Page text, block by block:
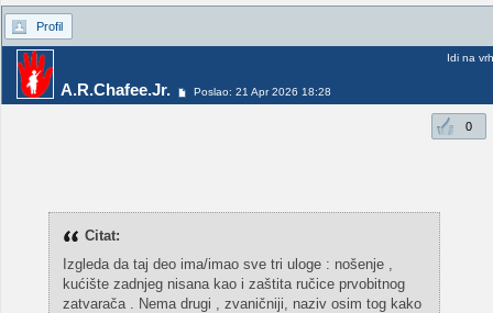
Profil
A.R.Chafee.Jr. Poslao: 21 Apr 2026 18:28
Idi na vrh
0
Citat:
Izgleda da taj deo ima/imao sve tri uloge : nošenje ,
kućište zadnjeg nisana kao i zaštita ručice prvobitnog
zatvarača . Nema drugi , zvaničniji, naziv osim tog kako